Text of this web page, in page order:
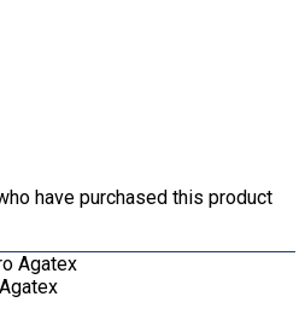
have purchased this product